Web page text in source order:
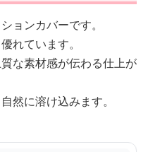
ョンカバーです。
れています。
な素材感が伝わる仕上が
然に溶け込みます。